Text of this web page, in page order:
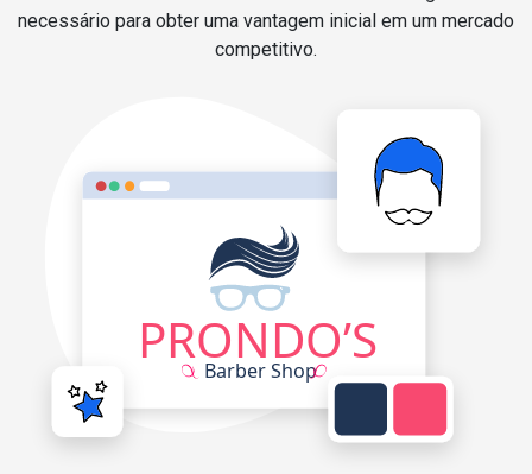
necessário para obter uma vantagem inicial em um mercado
competitivo.